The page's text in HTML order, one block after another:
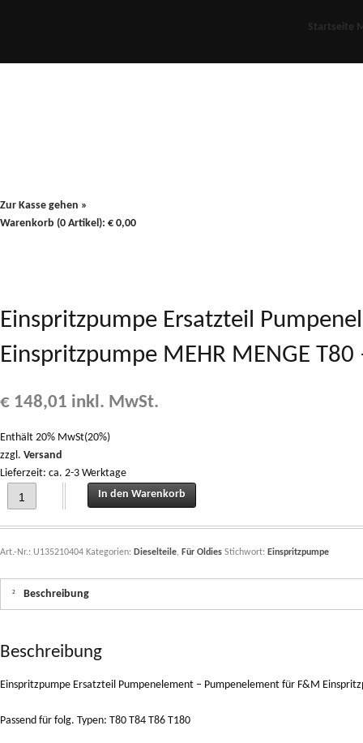
Startseite
Zur Kasse gehen »
Warenkorb (0 Artikel): € 0,00
Einspritzpumpe Ersatzteil
Einspritzpumpe MEHR MENGE
€ 148,01 inkl. MwSt.
Enthält 20% MwSt(20%)
zzgl. Versand
Lieferzeit: ca. 2-3 Werktage
Einspritzpumpe Ersatzteil Pumpenelement - Pumpenelement für F&M
In den Warenkorb
Art.-Nr.: U135210404 Kategorien: Dieselteile, Für Oldies Stichwort: Einspritzpumpe
Beschreibung
Beschreibung
Einspritzpumpe Ersatzteil Pumpenelement – Pumpenelement für F&M
Passend für folg. Typen: T80 T84 T86 T180